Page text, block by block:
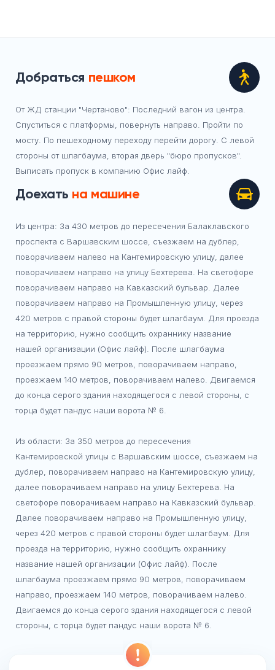
Добраться пешком
От ЖД станции "Чертаново": Последний вагон из центра.
Спуститься с платформы, повернуть направо. Пройти по
мосту. По пешеходному переходу перейти дорогу. С левой
стороны от шлагбаума, вторая дверь "бюро пропусков".
Выписать пропуск в компанию Офис лайф.
Доехать на машине
Из центра: За 430 метров до пересечения Балаклавского
проспекта с Варшавским шоссе, съезжаем на дублер,
поворачиваем налево на Кантемировскую улицу, далее
поворачиваем направо на улицу Бехтерева. На светофоре
поворачиваем направо на Кавказский бульвар. Далее
поворачиваем направо на Промышленную улицу, через
420 метров с правой стороны будет шлагбаум. Для проезда
на территорию, нужно сообщить охраннику название
нашей организации (Офис лайф). После шлагбаума
проезжаем прямо 90 метров, поворачиваем направо,
проезжаем 140 метров, поворачиваем налево. Двигаемся
до конца серого здания находящегося с левой стороны, с
торца будет пандус наши ворота № 6.
Из области: За 350 метров до пересечения
Кантемировской улицы с Варшавским шоссе, съезжаем на
дублер, поворачиваем направо на Кантемировскую улицу,
далее поворачиваем направо на улицу Бехтерева. На
светофоре поворачиваем направо на Кавказский бульвар.
Далее поворачиваем направо на Промышленную улицу,
через 420 метров с правой стороны будет шлагбаум. Для
проезда на территорию, нужно сообщить охраннику
название нашей организации (Офис лайф). После
шлагбаума проезжаем прямо 90 метров, поворачиваем
направо, проезжаем 140 метров, поворачиваем налево.
Двигаемся до конца серого здания находящегося с левой
стороны, с торца будет пандус наши ворота № 6.